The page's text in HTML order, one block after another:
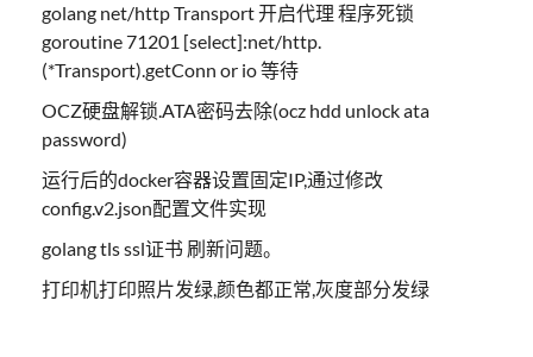
golang net/http Transport 开启代理 程序死锁
goroutine 71201 [select]:net/http.
(*Transport).getConn or io 等待
OCZ硬盘解锁.ATA密码去除(ocz hdd unlock ata
password)
运行后的docker容器设置固定IP,通过修改
config.v2.json配置文件实现
golang tls ssl证书 刷新问题。
打印机打印照片发绿,颜色都正常,灰度部分发绿